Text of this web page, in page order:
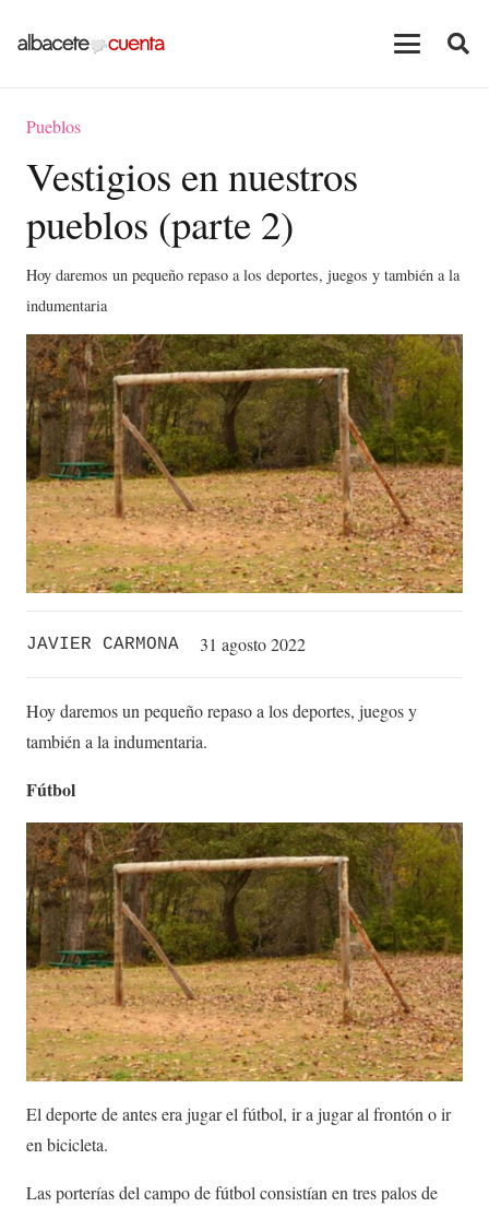
Pueblos
Vestigios en nuestros
pueblos (parte 2)
Hoy daremos un pequeño repaso a los deportes, juegos y también a la
indumentaria
JAVIER CARMONA 31 agosto 2022
Hoy daremos un pequeño repaso a los deportes, juegos y
también a la indumentaria.
Fútbol
El deporte de antes era jugar el fútbol, ir a jugar al frontón o ir
en bicicleta.
Las porterías del campo de fútbol consistían en tres palos de